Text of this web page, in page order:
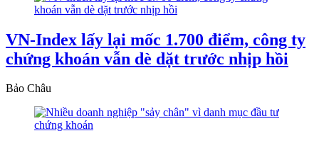
VN-Index lấy lại mốc 1.700 điểm, công ty
chứng khoán vẫn dè dặt trước nhịp hồi
Bảo Châu